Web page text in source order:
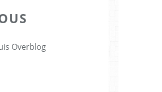
Overblog